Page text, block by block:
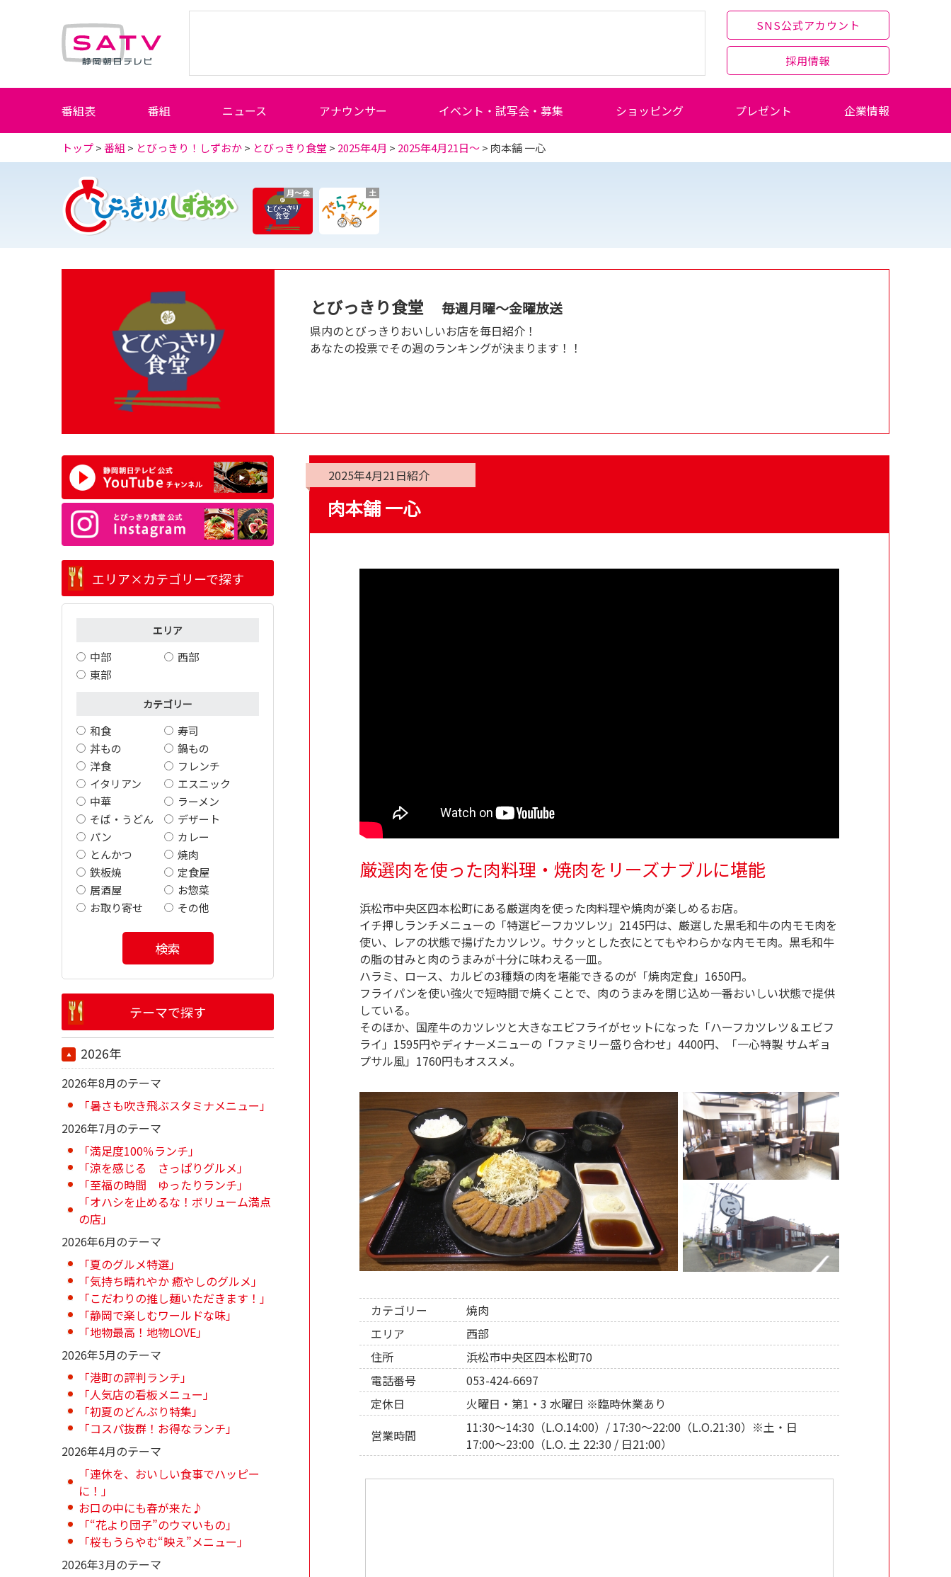
SNS公式アカウント
採用情報
番組表 番組 ニュース アナウンサー イベント・試写会・募集 ショッピング プレゼント 企業情報
トップ>番組 > とびっきり！しずおか> とびっきり食堂 > 2025年4月 > 2025年4月21日～> 肉本舗 一心
月～金 土
とびっきり食堂 毎週月曜～金曜放送
県内のとびっきりおいしいお店を毎日紹介！
あなたの投票でその週のランキングが決まります！！
2025年4月21日紹介
肉本舗 一心
厳選肉を使った肉料理・焼肉をリーズナブルに堪能
浜松市中央区四本松町にある厳選肉を使った肉料理や焼肉が楽しめるお店。
イチ押しランチメニューの「特選ビーフカツレツ」2145円は、厳選した黒毛和牛の内モモ肉を
使い、レアの状態で揚げたカツレツ。サクッとした衣にとてもやわらかな内モモ肉。黒毛和牛
の脂の甘みと肉のうまみが十分に味わえる一皿。
ハラミ、ロース、カルビの3種類の肉を堪能できるのが「焼肉定食」1650円。
フライパンを使い強火で短時間で焼くことで、肉のうまみを閉じ込め一番おいしい状態で提供
している。
そのほか、国産牛のカツレツと大きなエビフライがセットになった「ハーフカツレツ＆エビフ
ライ」1595円やディナーメニューの「ファミリー盛り合わせ」4400円、「一心特製 サムギョ
プサル風」1760円もオススメ。
カテゴリー
焼肉
エリア
西部
住所
浜松市中央区四本松町70
電話番号
053-424-6697
定休日
火曜日・第1・3 水曜日 ※臨時休業あり
営業時間
11:30〜14:30（L.O.14:00）/ 17:30〜22:00（L.O.21:30）※土・日
17:00〜23:00（L.O. 土 22:30 / 日21:00）
エリア×カテゴリーで探す
エリア
中部
西部
東部
カテゴリー
和食
寿司
丼もの
鍋もの
洋食
フレンチ
イタリアン
エスニック
中華
ラーメン
そば・うどん
デザート
パン
カレー
とんかつ
焼肉
鉄板焼
定食屋
居酒屋
お惣菜
お取り寄せ
その他
検索
テーマで探す
2026年
2026年8月のテーマ
「暑さも吹き飛ぶスタミナメニュー」
2026年7月のテーマ
「満足度100％ランチ」
「涼を感じる さっぱりグルメ」
「至福の時間 ゆったりランチ」
「オハシを止めるな！ボリューム満点
の店」
2026年6月のテーマ
「夏のグルメ特選」
「気持ち晴れやか 癒やしのグルメ」
「こだわりの推し麺いただきます！」
「静岡で楽しむワールドな味」
「地物最高！地物LOVE」
2026年5月のテーマ
「港町の評判ランチ」
「人気店の看板メニュー」
「初夏のどんぶり特集」
「コスパ抜群！お得なランチ」
2026年4月のテーマ
「連休を、おいしい食事でハッピー
に！」
お口の中にも春が来た♪
「“花より団子”のウマいもの」
「桜もうらやむ“映え”メニュー」
2026年3月のテーマ